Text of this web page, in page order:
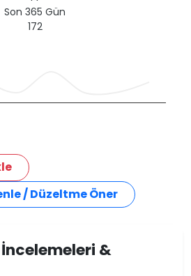
Son 365 Gün
172
/ Düzeltme Öner
İncelemeleri &